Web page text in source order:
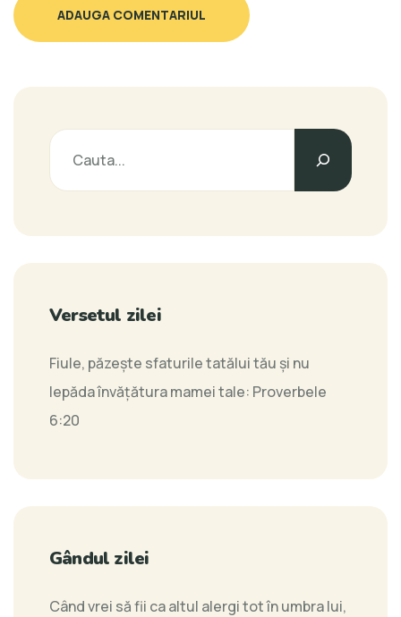
ADAUGA COMENTARIUL
Versetul zilei
Fiule, păzeşte sfaturile tatălui tău şi nu
lepăda învăţătura mamei tale: Proverbele
6:20
Gândul zilei
Când vrei să fii ca altul alergi tot în umbra lui,